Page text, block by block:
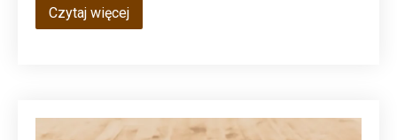
Czytaj więcej